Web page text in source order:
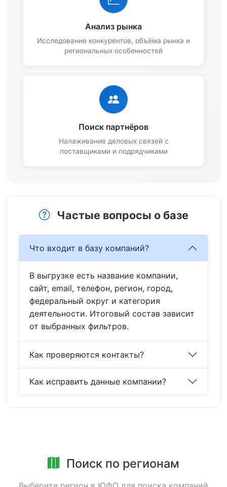
Анализ рынка
Исследование конкурентов, объёма рынка и
региональных особенностей
Поиск партнёров
Налаживание деловых связей с
поставщиками и подрядчиками
Частые вопросы о базе
Что входит в базу компаний?
В выгрузке есть название компании,
сайт, email, телефон, регион, город,
федеральный округ и категория
деятельности. Итоговый состав зависит
от выбранных фильтров.
Как проверяются контакты?
Как исправить данные компании?
Поиск по регионам